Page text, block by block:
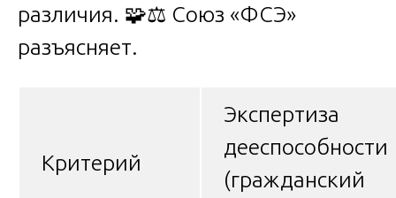
различия. 🧩⚖️ Союз «ФСЭ»
разъясняет.
Критерий
Экспертиза
дееспособности
(гражданский